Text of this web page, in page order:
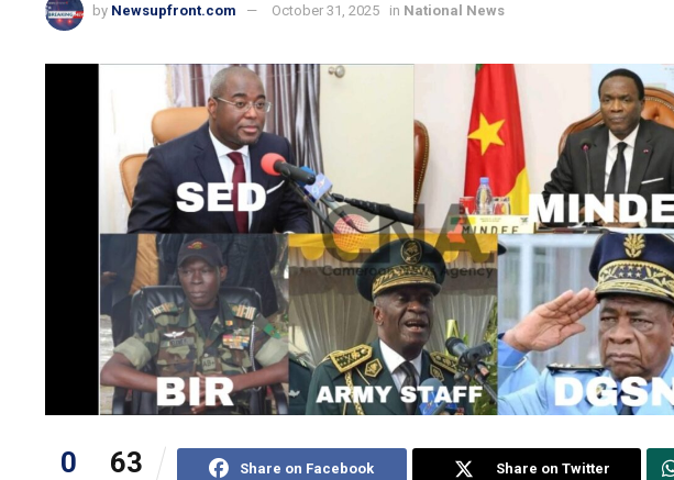
by Newsupfront.com October 31, 2025 in National News
0 63 Share on Facebook Share on Twitter